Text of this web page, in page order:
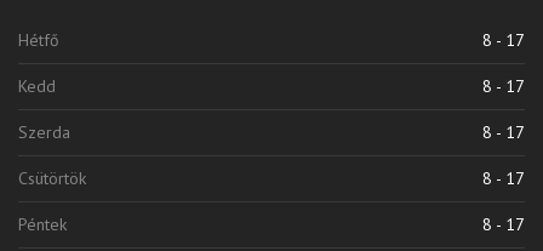
Hétfő 8 - 17
Kedd 8 - 17
Szerda 8 - 17
Csütörtök 8 - 17
Péntek 8 - 17